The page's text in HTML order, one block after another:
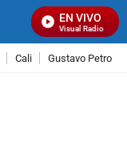
EN VIVO
Señal Visual Radio
Cali Gustavo Petro